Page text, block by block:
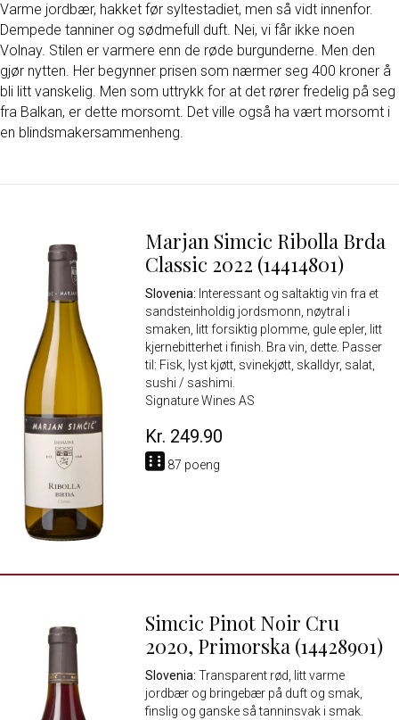
Varme jordbær, hakket før syltestadiet, men så vidt innenfor.
Dempede tanniner og sødmefull duft. Nei, vi får ikke noen
Volnay. Stilen er varmere enn de røde burgunderne. Men den
gjør nytten. Her begynner prisen som nærmer seg 400 kroner å
bli litt vanskelig. Men som uttrykk for at det rører fredelig på seg
fra Balkan, er dette morsomt. Det ville også ha vært morsomt i
en blindsmakersammenheng.
Marjan Simcic Ribolla Brda
Classic 2022 (14414801)
Slovenia: Interessant og saltaktig vin fra et
sandsteinholdig jordsmonn, nøytral i
smaken, litt forsiktig plomme, gule epler, litt
kjernebitterhet i finish. Bra vin, dette. Passer
til: Fisk, lyst kjøtt, svinekjøtt, skalldyr, salat,
sushi / sashimi.
Signature Wines AS
Kr. 249.90
87 poeng
Simcic Pinot Noir Cru
2020, Primorska (14428901)
Slovenia: Transparent rød, litt varme
jordbær og bringebær på duft og smak,
finslig og ganske så tanninsvak i smak.